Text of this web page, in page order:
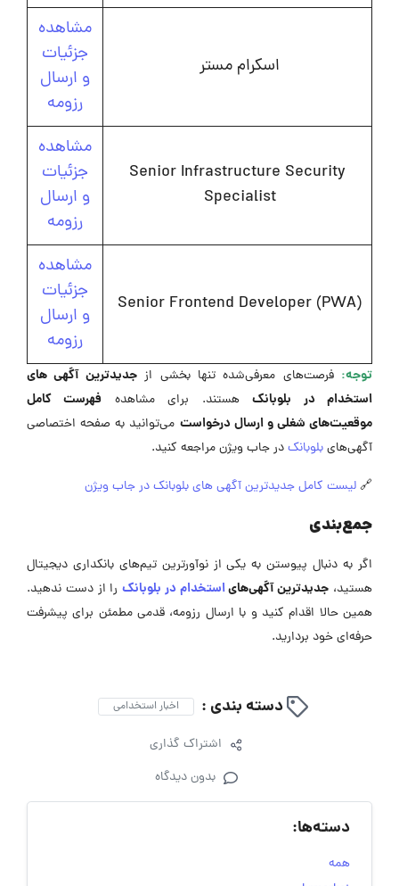
اسکرام مستر
مشاهده
جزئیات
و ارسال
رزومه
Senior Infrastructure Security
Specialist
مشاهده
جزئیات
و ارسال
رزومه
Senior Frontend Developer (PWA)
مشاهده
جزئیات
و ارسال
رزومه
توجه: فرصت‌های معرفی‌شده تنها بخشی ازجدیدترین آگهی های
استخدام در بلوبانکهستند. برای مشاهده فهرست کامل
موقعیت‌های شغلی و ارسال درخواست می‌توانید به صفحه اختصاصی
آگهی‌هایبلوبانکدر جاب ویژن مراجعه کنید.
🔗لیست کامل جدیدترین آگهی های بلوبانک در جاب ویژن
جمع‌بندی
اگر به دنبال پیوستن به یکی از نوآورترین تیم‌های بانکداری دیجیتال
هستید، جدیدترین آگهی‌هایاستخدام در بلوبانکرا از دست ندهید.
همین حالا اقدام کنید و با ارسال رزومه، قدمی مطمئن برای پیشرفت
حرفه‌ای خود بردارید.
دسته بندی : اخبار استخدامی
اشتراک گذاری
بدون دیدگاه
دسته‌ها:
همه